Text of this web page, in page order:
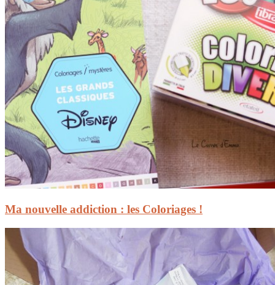
Ma nouvelle addiction : les Coloriages !